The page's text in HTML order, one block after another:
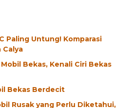
Paling Untung! Komparasi
Calya
Bekas, Kenali Ciri Bekas
Bekas Berdecit
Rusak yang Perlu Diketahui,